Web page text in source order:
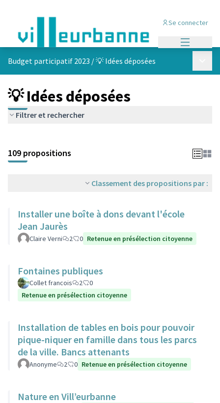
Se connecter
Budget participatif 2023 /💡 Idées déposées
💡 Idées déposées
Filtrer et rechercher
+
−
109 propositions
Classement des propositions par :
Installer une boîte à dons devant l'école
Jean Jaurès
Claire Verni 2 0 Retenue en présélection citoyenne
Fontaines publiques
Collet francois 2
0
Retenue en présélection citoyenne
Installation de tables en bois pour pouvoir
pique-niquer en famille dans tous les parcs
de la ville. Bancs attenants
Anonyme 2 0 Retenue en présélection citoyenne
Nature en Vill’eurbanne